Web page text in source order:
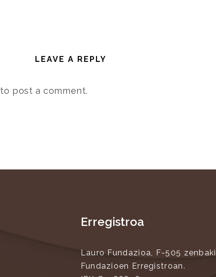
LEAVE A REPLY
to post a comment.
Erregistroa
Lauro Fundazioa, F-505
Fundazioen Erregistroan.